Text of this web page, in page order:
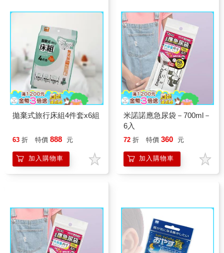
拋棄式旅行床組4件套x6組
63 折 特價 888 元
加入購物車
米諾諾應急尿袋－700ml－
6入
72 折 特價 360 元
加入購物車